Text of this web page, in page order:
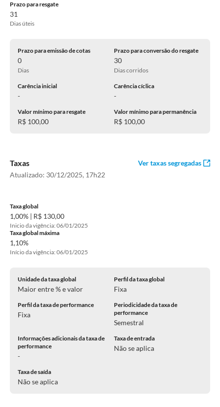
Prazo para resgate
31
Dias úteis
Prazo para emissão de cotas
0
Dias
Prazo para conversão do resgate
30
Dias corridos
Carência inicial
-
Carência cíclica
-
Valor mínimo para resgate
R$ 100,00
Valor mínimo para permanência
R$ 100,00
Taxas
Atualizado: 30/12/2025, 17h22
Ver taxas segregadas
Taxa global
1,00% | R$ 130,00
Inicio da vigência: 06/01/2025
Taxa global máxima
1,10%
Início da vigência: 06/01/2025
Unidade da taxa global
Maior entre % e valor
Perfil da taxa global
Fixa
Perfil da taxa de performance
Fixa
Periodicidade da taxa de
performance
Semestral
Informações adicionais da taxa de
performance
-
Taxa de entrada
Não se aplica
Taxa de saída
Não se aplica